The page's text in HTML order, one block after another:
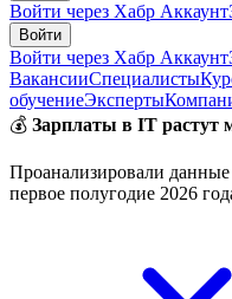
Войти через Хабр Аккаунт
Войти
Войти через Хабр Аккаунт
ВакансииСпециалисты
обучениеЭксперты
💰 Зарплаты в IT растут
Проанализировали данные
первое полугодие 2026